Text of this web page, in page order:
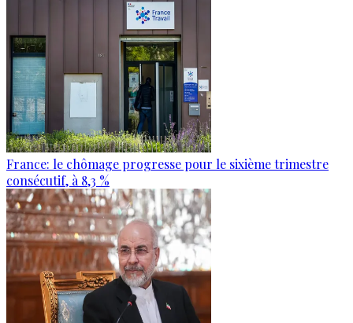
France: le chômage progresse pour le sixième trimestre
consécutif, à 8,3 %